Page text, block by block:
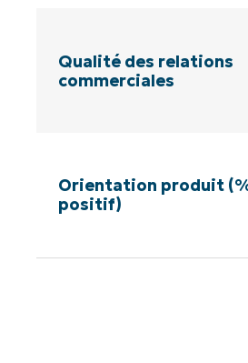
Qualité des relations
commerciales
Orientation produit
positif)